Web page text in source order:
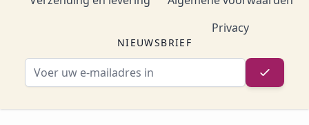
Privacy
NIEUWSBRIEF